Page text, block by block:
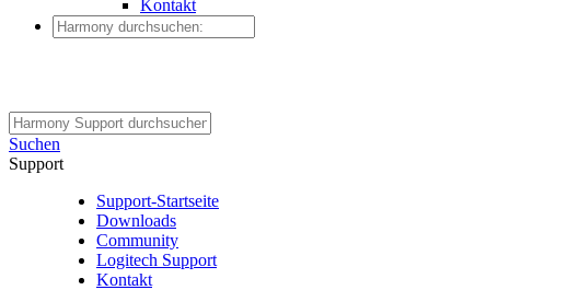
Kontakt
Suchen
Support
Support-Startseite
Downloads
Community
Logitech Support
Kontakt